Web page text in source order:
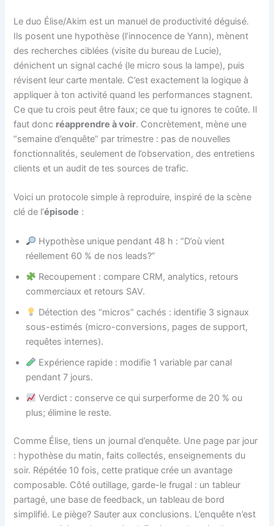
Le duo Élise/Akim est un manuel de productivité déguisé.
Ils posent une hypothèse (l’innocence de Yann), mènent
des recherches ciblées (visite du bureau de Lucie),
dénichent un signal caché (le micro sous la lampe), puis
révisent leur carte mentale. C’est exactement la logique à
appliquer à ton activité quand les performances stagnent.
Ce que tu crois peut être faux; ce que tu ignores te coûte. Il
faut donc réapprendre à voir. Concrètement, mène une
“semaine d’enquête” par trimestre : pas de nouvelles
fonctionnalités, seulement de l’observation, des entretiens
clients et un audit de tes sources de trafic.
Voici un protocole simple à reproduire, inspiré de la scène
clé de l’épisode :
Hypothèse unique pendant 48 h : “D’où vient
réellement 60 % de nos leads?”
Recoupement : compare CRM, analytics, retours
commerciaux et retours SAV.
Détection des “micros” cachés : identifie 3 signaux
sous-estimés (micro-conversions, pages de support,
requêtes internes).
Expérience rapide : modifie 1 variable par canal
pendant 7 jours.
Verdict : conserve ce qui surperforme de 20 % ou
plus; élimine le reste.
Comme Élise, tiens un journal d’enquête. Une page par jour
: hypothèse du matin, faits collectés, enseignements du
soir. Répétée 10 fois, cette pratique crée un avantage
composable. Côté outillage, garde-le frugal : un tableur
partagé, une base de feedback, un tableau de bord
simplifié. Le piège? Sauter aux conclusions. L’enquête n’est